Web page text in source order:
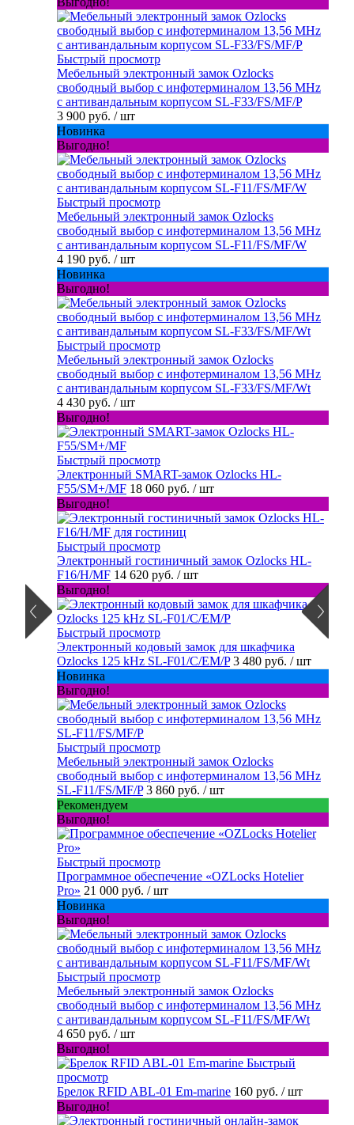
Быстрый просмотр
Мебельный электронный замок Ozlocks
свободный выбор с инфотерминалом 13,56 MHz
с антивандальным корпусом SL-F33/FS/MF/P
3 900 руб. / шт
Новинка
Выгодно!
Быстрый просмотр
Мебельный электронный замок Ozlocks
свободный выбор с инфотерминалом 13,56 MHz
с антивандальным корпусом SL-F11/FS/MF/W
4 190 руб. / шт
Новинка
Выгодно!
Быстрый просмотр
Мебельный электронный замок Ozlocks
свободный выбор с инфотерминалом 13,56 MHz
с антивандальным корпусом SL-F33/FS/MF/Wt
4 430 руб. / шт
Выгодно!
Быстрый просмотр
Электронный SMART-замок Ozlocks HL-
F55/SM+/MF 18 060 руб. / шт
Выгодно!
Быстрый просмотр
Электронный гостиничный замок Ozlocks HL-
F16/H/MF 14 620 руб. / шт
Выгодно!
Быстрый просмотр
Электронный кодовый замок для шкафчика
Ozlocks 125 kHz SL-F01/C/EM/P 3 480 руб. / шт
Новинка
Выгодно!
Быстрый просмотр
Мебельный электронный замок Ozlocks
свободный выбор с инфотерминалом 13,56 MHz
SL-F11/FS/MF/P 3 860 руб. / шт
Рекомендуем
Выгодно!
Быстрый просмотр
Программное обеспечение «OZLocks Hotelier
Pro» 21 000 руб. / шт
Новинка
Выгодно!
Быстрый просмотр
Мебельный электронный замок Ozlocks
свободный выбор с инфотерминалом 13,56 MHz
с антивандальным корпусом SL-F11/FS/MF/Wt
4 650 руб. / шт
Выгодно!
Быстрый
просмотр
Брелок RFID ABL-01 Em-marine 160 руб. / шт
Выгодно!